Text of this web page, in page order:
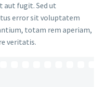
aut fugit. Sed ut
error sit voluptatem
totam rem aperiam,
veritatis.